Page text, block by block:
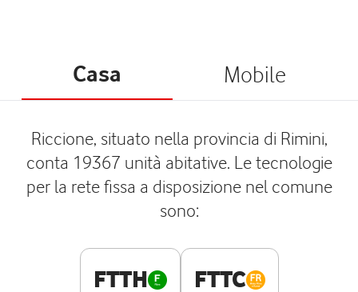
Casa Mobile
Riccione, situato nella provincia di Rimini,
conta 19367 unità abitative. Le tecnologie
per la rete fissa a disposizione nel comune
sono:
FTTH FTTC